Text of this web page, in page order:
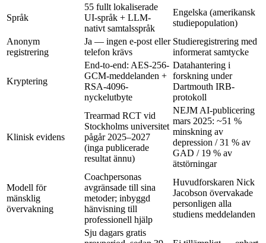
Språk
55 fullt lokaliserade
UI-språk + LLM-
nativt samtalsspråk
Engelska (amerikansk
studiepopulation)
Anonym
registrering
Ja — ingen e-post eller
telefon krävs
Studieregistrering med
informerat samtycke
Kryptering
End-to-end: AES-256-
GCM-meddelanden +
RSA-4096-
nyckelutbyte
Datahantering i
forskning under
Dartmouth IRB-
protokoll
Klinisk evidens
Trearmad RCT vid
Stockholms universitet
pågår 2025–2027
(inga publicerade
resultat ännu)
NEJM AI-publicering
mars 2025: ~51 %
minskning av
depression / 31 % av
GAD / 19 % av
ätstörningar
Modell för
mänsklig
övervakning
Coachpersonas
avgränsade till sina
metoder; inbyggd
hänvisning till
professionell hjälp
Huvudforskaren Nick
Jacobson övervakade
personligen alla
studiens meddelanden
Sju dagars gratis